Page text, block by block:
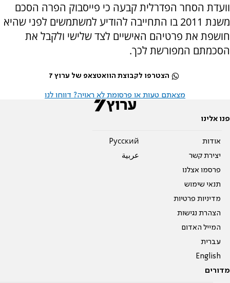
וועדת הסחר הפדרלית קבעה כי פייסבוק הפרה הסכם
משנת 2011 בו התחייבה להודיע למשתמשים לפני שהיא
חושפת את פרטיהם האישיים לצד שלישי ולקבל את
הסכמתם המפורשת לכך.
הצטרפו לקבוצת הוואטצאפ של ערוץ 7
מצאתם טעות או פרסומת לא ראויה? דווחו לנו
פנו אלינו
אודות
יצירת קשר
פרסמו אצלנו
תנאי שימוש
מדיניות פרטיות
הצהרת נגישות
המייל האדום
עברית
English
Pусский
عربية
מדורים